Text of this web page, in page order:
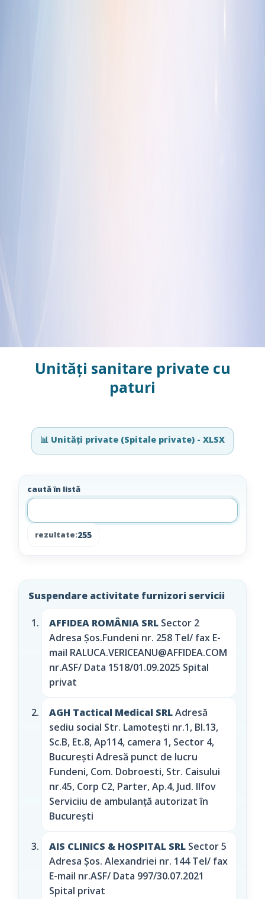
Unități sanitare private cu
paturi
📊 Unități private (Spitale private) - XLSX
caută în listă
rezultate:255
Suspendare activitate furnizori servicii
AFFIDEA ROMÂNIA SRL Sector 2
Adresa Şos.Fundeni nr. 258 Tel/ fax E-
mail RALUCA.VERICEANU@AFFIDEA.COM
nr.ASF/ Data 1518/01.09.2025 Spital
privat
AGH Tactical Medical SRLAdresă
sediu social Str. Lamotești nr.1, Bl.13,
Sc.B, Et.8, Ap114, camera 1, Sector 4,
București Adresă punct de lucru
Fundeni, Com. Dobroesti, Str. Caisului
nr.45, Corp C2, Parter, Ap.4, Jud. Ilfov
Serviciiu de ambulanță autorizat în
București
AIS CLINICS & HOSPITAL SRL Sector 5
Adresa Şos. Alexandriei nr. 144 Tel/ fax
E-mail nr.ASF/ Data 997/30.07.2021
Spital privat